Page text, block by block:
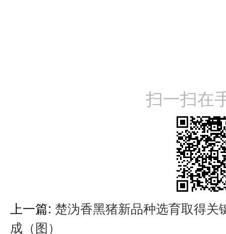
扫一扫在
上一篇: 楚沩香黑猪新品种选育取得关
成（图）